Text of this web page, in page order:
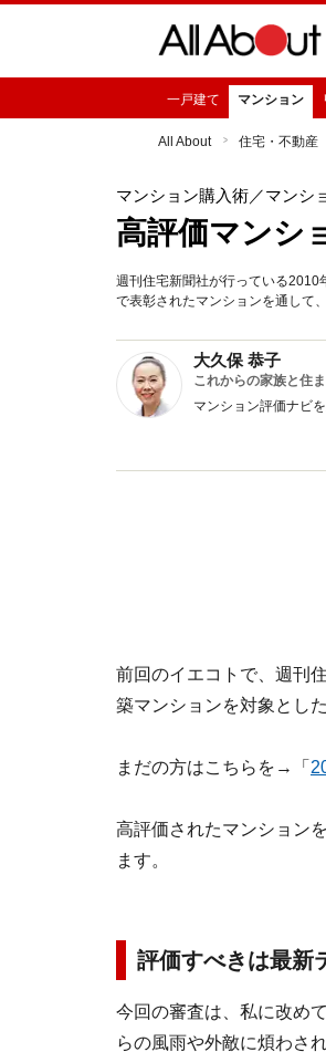
一戸建て マンション
All About 住宅・不動産
マンション購入術／マンシ
高評価マンシ
週刊住宅新聞社が行っている2010
で表彰されたマンションを通して
大久保 恭子
これからの家族と住
マンション評価ナビ
前回のイエコトで、週刊
築マンションを対象とし
まだの方はこちらを→「
高評価されたマンション
ます。
評価すべきは最新
今回の審査は、私に改め
らの風雨や外敵に煩わさ